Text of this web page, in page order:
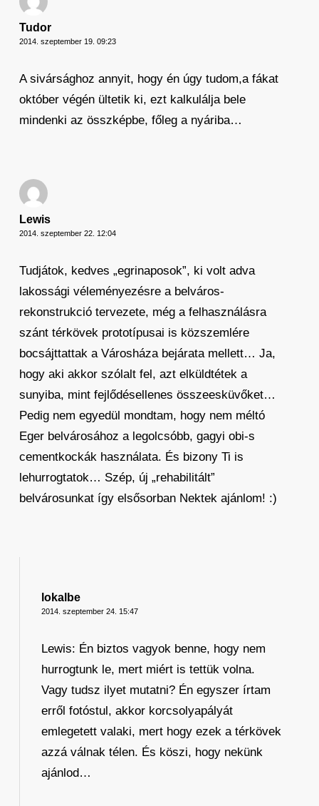
Tudor
2014. szeptember 19. 09:23
A sivársághoz annyit, hogy én úgy tudom,a fákat
október végén ültetik ki, ezt kalkulálja bele
mindenki az összképbe, főleg a nyáriba…
Lewis
2014. szeptember 22. 12:04
Tudjátok, kedves „egrinaposok”, ki volt adva
lakossági véleményezésre a belváros-
rekonstrukció tervezete, még a felhasználásra
szánt térkövek prototípusai is közszemlére
bocsájttattak a Városháza bejárata mellett… Ja,
hogy aki akkor szólalt fel, azt elküldtétek a
sunyiba, mint fejlődésellenes összeesküvőket…
Pedig nem egyedül mondtam, hogy nem méltó
Eger belvárosához a legolcsóbb, gagyi obi-s
cementkockák használata. És bizony Ti is
lehurrogtatok… Szép, új „rehabilitált”
belvárosunkat így elsősorban Nektek ajánlom! :)
lokalbe
2014. szeptember 24. 15:47
Lewis: Én biztos vagyok benne, hogy nem
hurrogtunk le, mert miért is tettük volna.
Vagy tudsz ilyet mutatni? Én egyszer írtam
erről fotóstul, akkor korcsolyapályát
emlegetett valaki, mert hogy ezek a térkövek
azzá válnak télen. És köszi, hogy nekünk
ajánlod…